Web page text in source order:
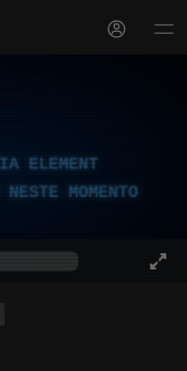
ELEMENT
MOMENTO